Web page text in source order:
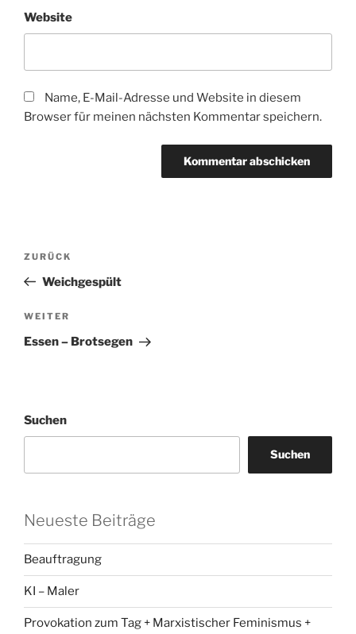
Website
Name, E-Mail-Adresse und Website in diesem
Browser für meinen nächsten Kommentar speichern.
Beitragsnavigation
Vorheriger
Beitrag
ZURÜCK
Weichgespült
Nächster
Beitrag
WEITER
Essen – Brotsegen
Suchen
Suchen
Neueste Beiträge
Beauftragung
KI – Maler
Provokation zum Tag + Marxistischer Feminismus +